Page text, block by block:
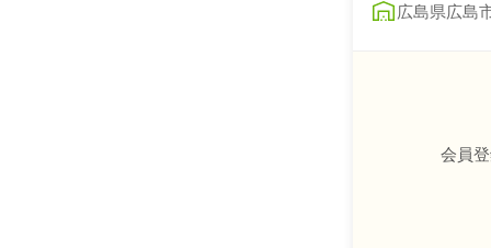
広島県広島
会員